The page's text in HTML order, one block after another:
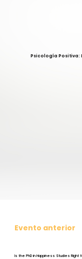
Psicología Positiva:
Evento anterior
Is the PhD in Happiness Studies Right